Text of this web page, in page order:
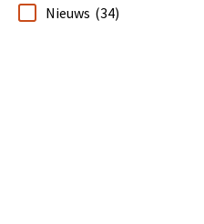
Nieuws (34)